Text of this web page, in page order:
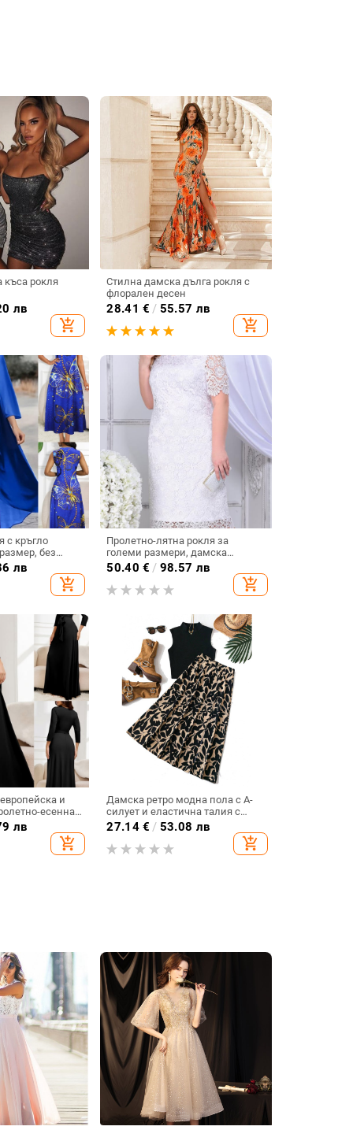
къса рокля
лв
add_shopping_cart
Стилна дамска дълга рокля с
флорален десен
28.41 € / 55.57 лв
add_shopping_cart
с кръгло
без
шал, от
лв
add_shopping_cart
Пролетно-лятна рокля за
големи размери, дамска
водоразтворима бродирана
дантелена слим кройка, бяла
парти рокля
50.40 € / 98.57 лв
add_shopping_cart
и
есенна
рокля с
и колан,
тънка, големи
лв
add_shopping_cart
Дамска ретро модна пола с А-
силует и еластична талия с
леопардов принт Amazon,
пролетно-лятна нова, най-лесна
за съчетаване дамска пола
27.14€ / 53.08 лв
add_shopping_cart